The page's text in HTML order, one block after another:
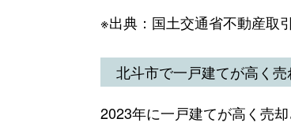
※出典：国土交通省不動産取
北斗市で一戸建てが高く
2023年に一戸建てが高く売却